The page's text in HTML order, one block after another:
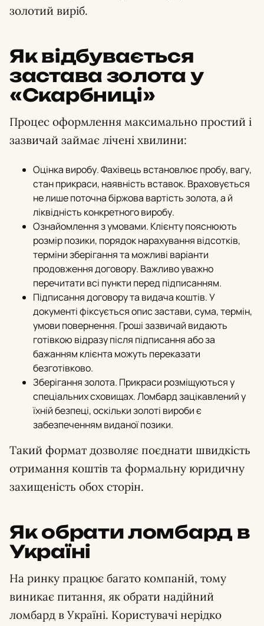
золотий виріб.
Як відбувається
застава золота у
«Скарбниці»
Процес оформлення максимально простий і
зазвичай займає лічені хвилини:
Оцінка виробу. Фахівець встановлює пробу, вагу,
стан прикраси, наявність вставок. Враховується
не лише поточна біржова вартість золота, а й
ліквідність конкретного виробу.
Ознайомлення з умовами. Клієнту пояснюють
розмір позики, порядок нарахування відсотків,
терміни зберігання та можливі варіанти
продовження договору. Важливо уважно
перечитати всі пункти перед підписанням.
Підписання договору та видача коштів. У
документі фіксується опис застави, сума, термін,
умови повернення. Гроші зазвичай видають
готівкою відразу після підписання або за
бажанням клієнта можуть переказати
безготівково.
Зберігання золота. Прикраси розміщуються у
спеціальних сховищах. Ломбард зацікавлений у
їхній безпеці, оскільки золоті вироби є
забезпеченням виданої позики.
Такий формат дозволяє поєднати швидкість
отримання коштів та формальну юридичну
захищеність обох сторін.
Як обрати ломбард в
Україні
На ринку працює багато компаній, тому
виникає питання, як обрати надійний
ломбард в Україні. Користувачі нерідко